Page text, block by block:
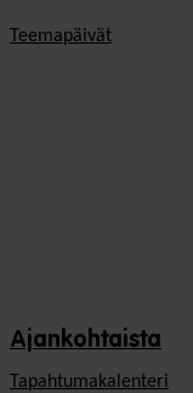
Teemapäivät
Ajankohtaista
Tapahtumakalenteri